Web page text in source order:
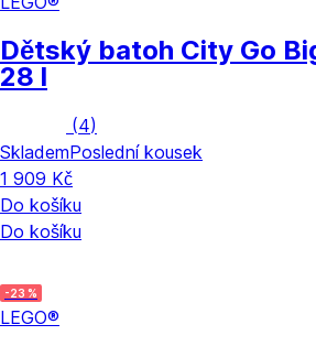
Dětský batoh City Go
28 l
(4)
SklademPoslední kousek
1 909 Kč
Do košíku
Do košíku
-23 %
LEGO®